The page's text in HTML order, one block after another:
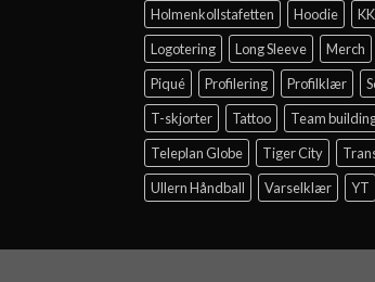
Holmenkollstafetten
Hoodie
Logotering
Long Sleeve Merch
Piqué
Profilering Profilklær
T-skjorter
Tattoo Team
Teleplan Globe
Tiger City
Ullern Håndball
Varselklær YT